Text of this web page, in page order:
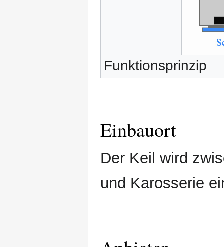
Funktionsprinzip
Einbauort
Der Keil wird
und Karosserie